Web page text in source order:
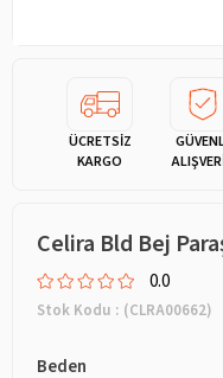
ÜCRETSİZ
KARGO
0.0
Stok Kodu (CLRA00662)
Beden